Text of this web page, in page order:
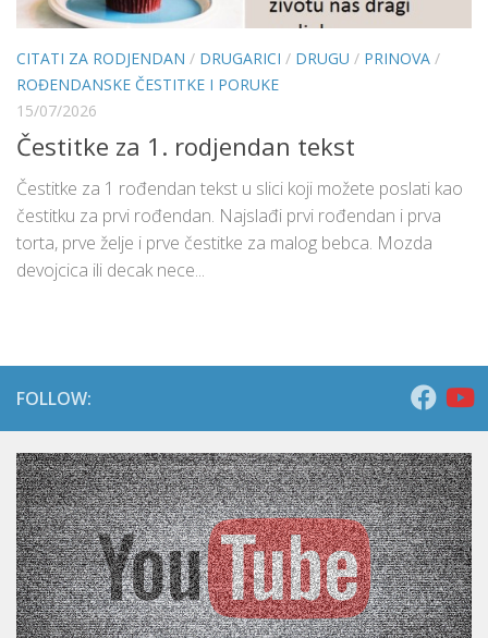
CITATI ZA RODJENDAN / DRUGARICI / DRUGU / PRINOVA /
ROĐENDANSKE ČESTITKE I PORUKE
15/07/2026
Čestitke za 1. rodjendan tekst
Čestitke za 1 rođendan tekst u slici koji možete poslati kao
čestitku za prvi rođendan. Najslađi prvi rođendan i prva
torta, prve želje i prve čestitke za malog bebca. Mozda
devojcica ili decak nece...
FOLLOW: